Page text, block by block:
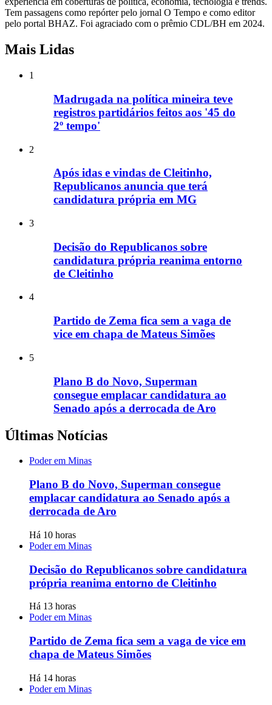
Tem passagens como repórter pelo jornal O Tempo e como editor
pelo portal BHAZ. Foi agraciado com o prêmio CDL/BH em 2024.
Mais Lidas
1
Madrugada na política mineira teve
registros partidários feitos aos '45 do
2º tempo'
2
Após idas e vindas de Cleitinho,
Republicanos anuncia que terá
candidatura própria em MG
3
Decisão do Republicanos sobre
candidatura própria reanima entorno
de Cleitinho
4
Partido de Zema fica sem a vaga de
vice em chapa de Mateus Simões
5
Plano B do Novo, Superman
consegue emplacar candidatura ao
Senado após a derrocada de Aro
Últimas Notícias
Poder em Minas
Plano B do Novo, Superman consegue
emplacar candidatura ao Senado após a
derrocada de Aro
Há 10 horas
Poder em Minas
Decisão do Republicanos sobre candidatura
própria reanima entorno de Cleitinho
Há 13 horas
Poder em Minas
Partido de Zema fica sem a vaga de vice em
chapa de Mateus Simões
Há 14 horas
Poder em Minas